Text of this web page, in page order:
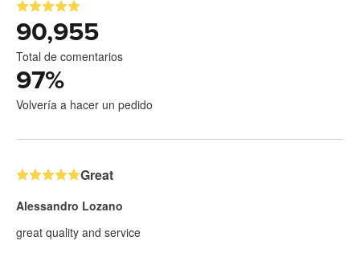
90,955
Total de comentarios
97%
Volvería a hacer un pedido
Great
Alessandro Lozano
great quality and service